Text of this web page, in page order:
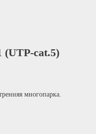
cat.5)
многопарка.